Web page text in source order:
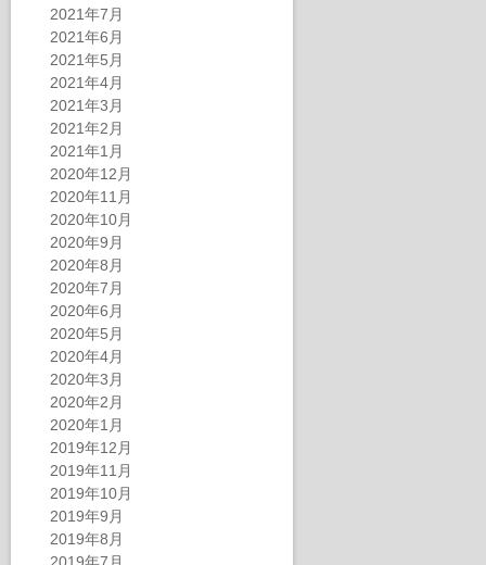
2021年7月
2021年6月
2021年5月
2021年4月
2021年3月
2021年2月
2021年1月
2020年12月
2020年11月
2020年10月
2020年9月
2020年8月
2020年7月
2020年6月
2020年5月
2020年4月
2020年3月
2020年2月
2020年1月
2019年12月
2019年11月
2019年10月
2019年9月
2019年8月